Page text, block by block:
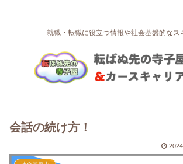
就職・転職に役立つ情報や社会基盤的なス
会話の続け方！